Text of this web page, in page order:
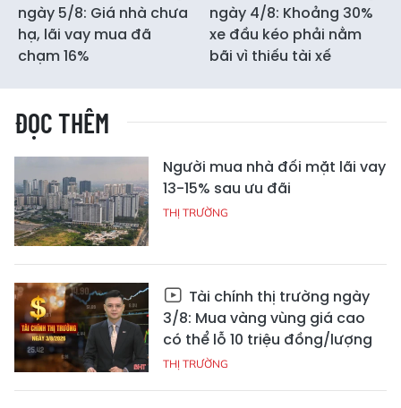
ngày 5/8: Giá nhà chưa
hạ, lãi vay mua đã
chạm 16%
ngày 4/8: Khoảng 30%
xe đầu kéo phải nằm
bãi vì thiếu tài xế
ĐỌC THÊM
Người mua nhà đối mặt lãi vay
13-15% sau ưu đãi
THỊ TRƯỜNG
Tài chính thị trường ngày
3/8: Mua vàng vùng giá cao
có thể lỗ 10 triệu đồng/lượng
THỊ TRƯỜNG